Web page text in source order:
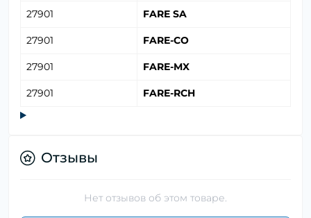
27901 FARE SA
27901 FARE-CO
27901 FARE-MX
27901 FARE-RCH
Отзывы
Нет отзывов об этом товаре.